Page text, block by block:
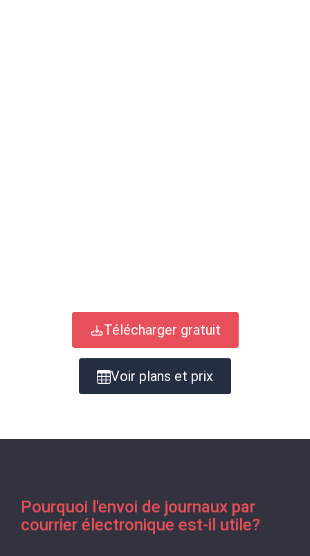
Télécharger gratuit
Voir plans et prix
Pourquoi l'envoi de journaux par
courrier électronique est-il utile?